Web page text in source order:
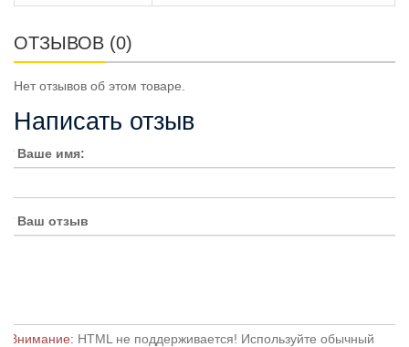
ОТЗЫВОВ (0)
Нет отзывов об этом товаре.
Написать отзыв
Ваше имя:
Ваш отзыв
Внимание: HTML не поддерживается! Используйте обычный